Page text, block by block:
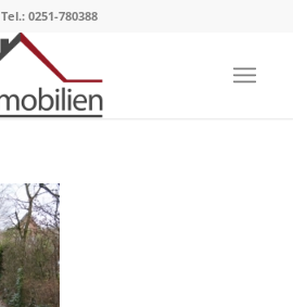
Tel.: 0251-780388